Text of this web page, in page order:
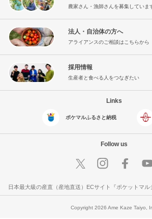
農家さん・漁師さんを募集していま
法人・自治体の方へ
アライアンスのご相談はこちらから
採用情報
生産者と食べる人をつなぎたい
Links
ポケマルふるさと納税
Follow us
日本最大級の産直（産地直送）ECサイト『ポケットマル
Copyright 2026 Ame Kaze Taiyo,